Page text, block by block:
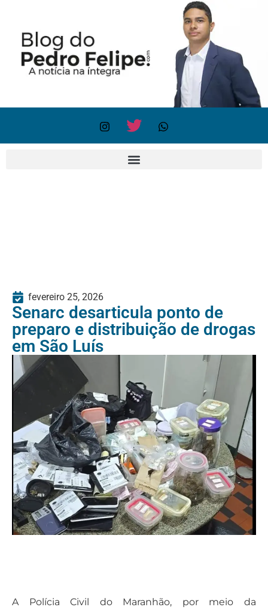
fevereiro 25, 2026
Senarc desarticula ponto de
preparo e distribuição de drogas
em São Luís
A Polícia Civil do Maranhão, por meio da